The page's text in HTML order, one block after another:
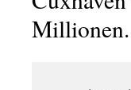
Millionen.